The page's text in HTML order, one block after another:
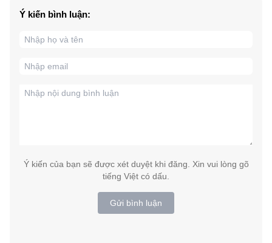
Ý kiến bình luận:
Ý kiến của bạn sẽ được xét duyệt khi đăng. Xin vui lòng gõ
tiếng Việt có dấu.
Gửi bình luận